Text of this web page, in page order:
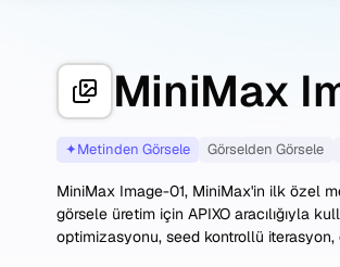
MiniMax
✦Metinden Görsele Görselden Görsele
MiniMax Image-01, MiniMax'in ilk özel
görsele üretim için APIXO aracılığıyla
optimizasyonu, seed kontrollü